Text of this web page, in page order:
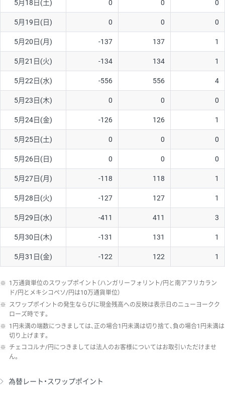
ソ/円は10万通貨単位。
5月18日(土) 0 0 0
5月19日(日) 0 0 0
5月20日(月) -137 137 1
5月21日(火) -134 134 1
5月22日(水) -556 556 4
5月23日(木) 0 0 0
5月24日(金) -126 126 1
5月25日(土) 0 0 0
5月26日(日) 0 0 0
5月27日(月) -118 118 1
5月28日(火) -127 127 1
5月29日(水) -411 411 3
5月30日(木) -131 131 1
5月31日(金) -122 122 1
※ 1万通貨単位のスワップポイント（ハンガリーフォリント/円と南アフリカラン
ド/円とメキシコペソ/円は10万通貨単位）
※ スワップポイントの発生ならびに現金残高への反映は表示日のニューヨークク
ローズ時です。
※ 1円未満の端数につきましては、正の場合1円未満は切り捨て、負の場合1円未満は
切り上げます。
※ チェココルナ/円につきましては法人のお客様についてはお取引いただけませ
ん。
為替レート・スワップポイント